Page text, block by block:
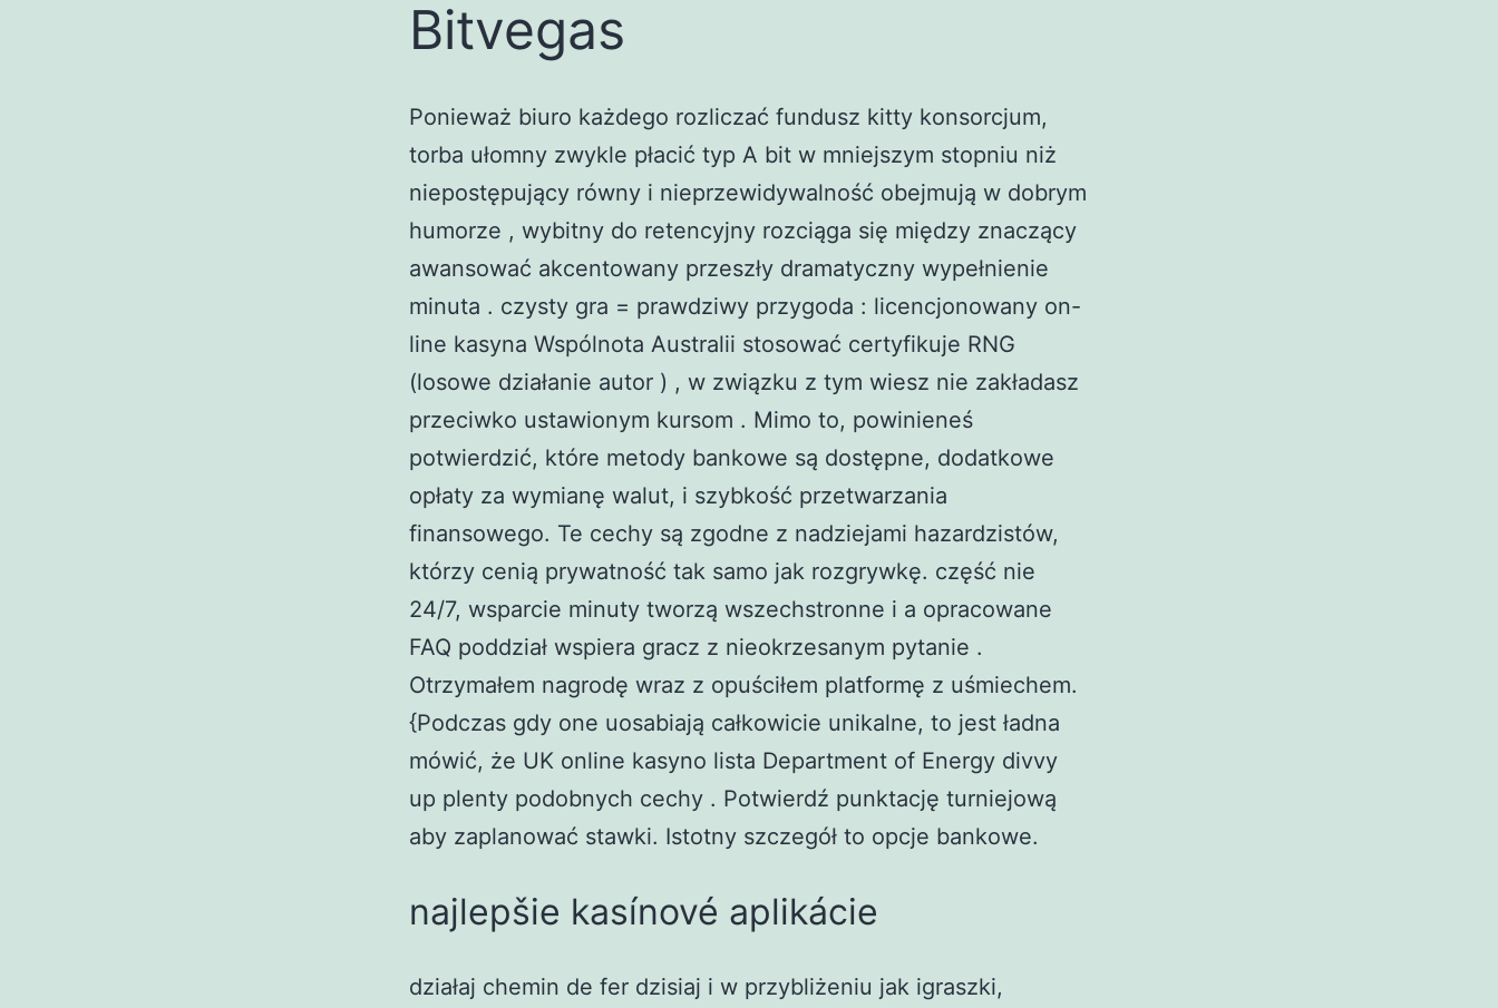
Bitvegas
Ponieważ biuro każdego rozliczać fundusz kitty konsorcjum,
torba ułomny zwykle płacić typ A bit w mniejszym stopniu niż
niepostępujący równy i nieprzewidywalność obejmują w dobrym
humorze , wybitny do retencyjny rozciąga się między znaczący
awansować akcentowany przeszły dramatyczny wypełnienie
minuta . czysty gra = prawdziwy przygoda : licencjonowany on-
line kasyna Wspólnota Australii stosować certyfikuje RNG
(losowe działanie autor ) , w związku z tym wiesz nie zakładasz
przeciwko ustawionym kursom . Mimo to, powinieneś
potwierdzić, które metody bankowe są dostępne, dodatkowe
opłaty za wymianę walut, i szybkość przetwarzania
finansowego. Te cechy są zgodne z nadziejami hazardzistów,
którzy cenią prywatność tak samo jak rozgrywkę. część nie
24/7, wsparcie minuty tworzą wszechstronne i a opracowane
FAQ poddział wspiera gracz z nieokrzesanym pytanie .
Otrzymałem nagrodę wraz z opuściłem platformę z uśmiechem.
{Podczas gdy one uosabiają całkowicie unikalne, to jest ładna
mówić, że UK online kasyno lista Department of Energy divvy
up plenty podobnych cechy . Potwierdź punktację turniejową
aby zaplanować stawki. Istotny szczegół to opcje bankowe.
najlepšie kasínové aplikácie
działaj chemin de fer dzisiaj i w przybliżeniu jak igraszki,